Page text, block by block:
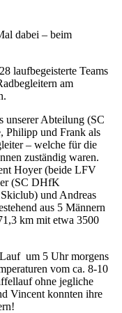
dabei – beim
laufbegeisterte Teams
am
unserer Abteilung (SC
und Frank als
– welche für die
zuständig waren.
Hoyer (beide LFV
(SC DHfK
und Andreas
aus 5 Männern
km mit etwa 3500
um 5 Uhr morgens
vom ca. 8-10
ohne jegliche
Vincent konnten ihre